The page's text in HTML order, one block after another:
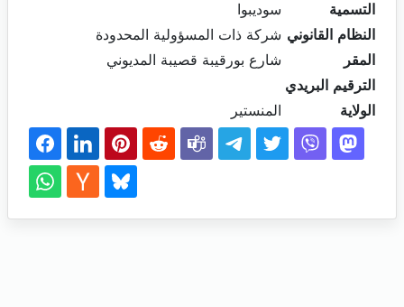
التسمية
سوديبوا
النظام القانوني شركة ذات المسؤولية المحدودة
المقر
شارع بورقيبة قصيبة المديوني
الترقيم البريدي
الولاية
المنستير